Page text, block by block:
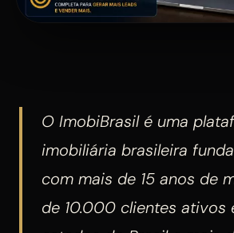
O ImobiBrasil é uma
imobiliária brasileira
com mais de 15 anos de
de 10.000 clientes ativos